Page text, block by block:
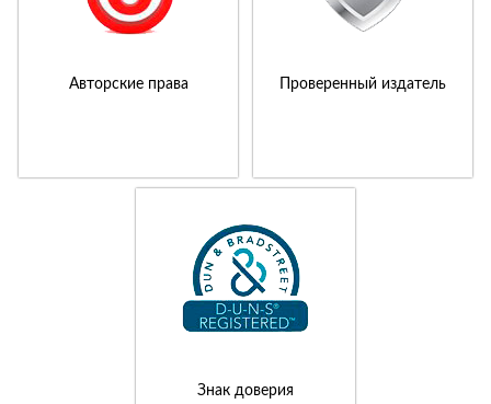
Авторские права Проверенный издатель
Знак доверия